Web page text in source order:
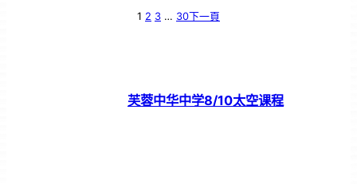
1 2 3 … 30下一頁
芙蓉中华中学8/10太空课程